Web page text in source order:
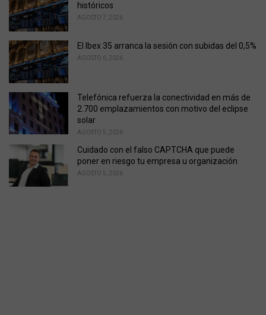
históricos
AGOSTO 7, 2026
El Ibex 35 arranca la sesión con subidas del 0,5%
AGOSTO 6, 2026
Telefónica refuerza la conectividad en más de
2.700 emplazamientos con motivo del eclipse
solar
AGOSTO 5, 2026
Cuidado con el falso CAPTCHA que puede
poner en riesgo tu empresa u organización
AGOSTO 5, 2026